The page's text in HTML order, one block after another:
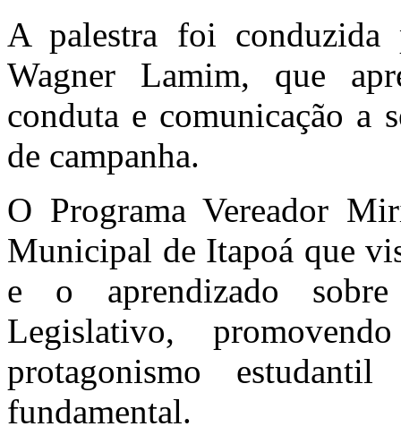
A palestra foi
Wagner Lamim, que
conduta e comunicação a
de campanha.
O Programa Vereador
Municipal de Itapoá que
e o aprendizado
Legislativo,
protagonismo
fundamental.